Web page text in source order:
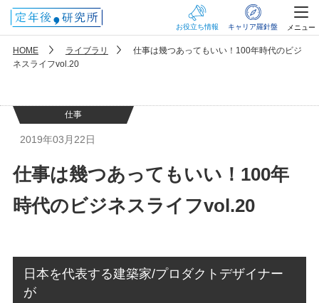
お役立ち情報 キャリア羅針盤 メニュー
HOME ライブラリ
仕事は幾つあってもいい！100年時代のビジ
ネスライフvol.20
仕事
2019年03月22日
仕事は幾つあってもいい！100年
時代のビジネスライフvol.20
日本を代表する建築家/プロダクトデザイナー
が